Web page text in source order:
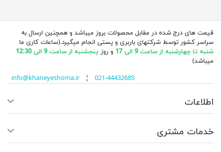
قیمت های درج شده در مقابل محصولات بروز میباشد و همچنین ارسال به
سراسر کشور توسط شرکتهای باربری و پستی انجام میگیرد.(ساعات کاری ما
شنبه تا چهارشنبه از ساعت 9 الی 17
و روز پنجشنبه از ساعت 9 الی 12:30
میباشد)
info@khaneyeshoma.ir¦ 021-44432685
اطلاعات
خدمات مشتری